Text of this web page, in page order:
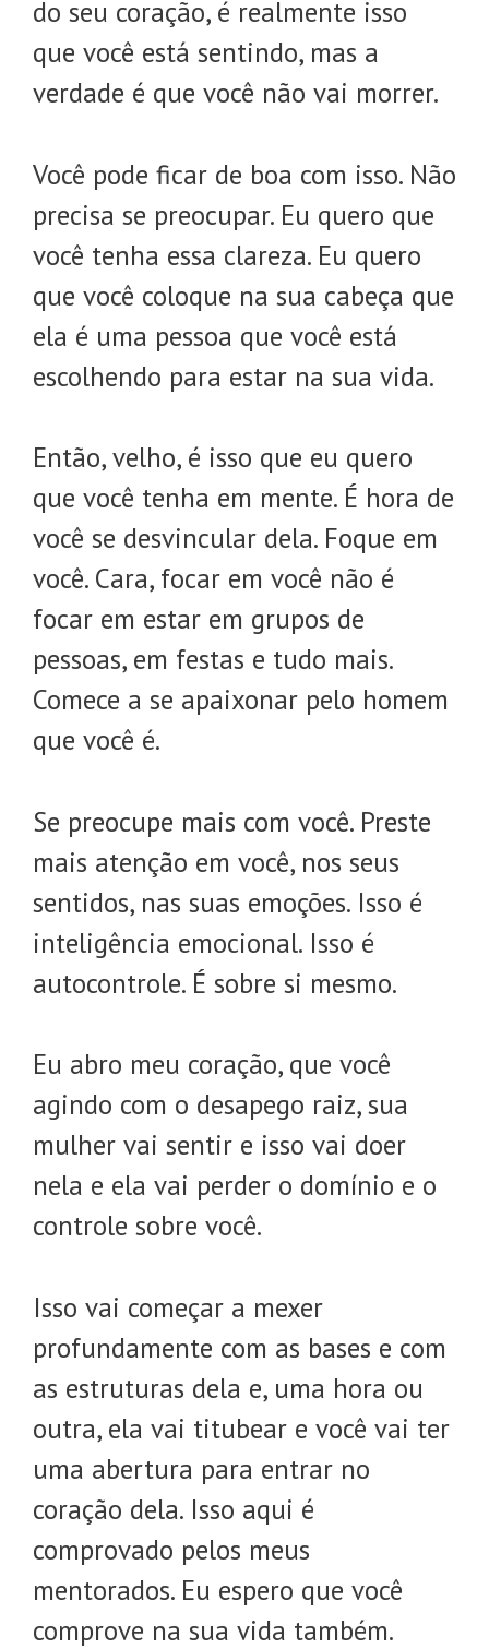
do seu coração, é realmente isso
que você está sentindo, mas a
verdade é que você não vai morrer.
Você pode ficar de boa com isso. Não
precisa se preocupar. Eu quero que
você tenha essa clareza. Eu quero
que você coloque na sua cabeça que
ela é uma pessoa que você está
escolhendo para estar na sua vida.
Então, velho, é isso que eu quero
que você tenha em mente. É hora de
você se desvincular dela. Foque em
você. Cara, focar em você não é
focar em estar em grupos de
pessoas, em festas e tudo mais.
Comece a se apaixonar pelo homem
que você é.
Se preocupe mais com você. Preste
mais atenção em você, nos seus
sentidos, nas suas emoções. Isso é
inteligência emocional. Isso é
autocontrole. É sobre si mesmo.
Eu abro meu coração, que você
agindo com o desapego raiz, sua
mulher vai sentir e isso vai doer
nela e ela vai perder o domínio e o
controle sobre você.
Isso vai começar a mexer
profundamente com as bases e com
as estruturas dela e, uma hora ou
outra, ela vai titubear e você vai ter
uma abertura para entrar no
coração dela. Isso aqui é
comprovado pelos meus
mentorados. Eu espero que você
comprove na sua vida também.